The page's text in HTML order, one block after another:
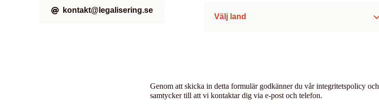
kontakt@legalisering.se
Välj land
Genom att skicka in detta formulär godkänner du vår integritetspolicy och
samtycker till att vi kontaktar dig via e-post och telefon.